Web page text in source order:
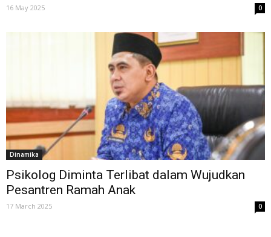
16 May 2025 0
Dinamika
Psikolog Diminta Terlibat dalam Wujudkan
Pesantren Ramah Anak
17 March 2025 0